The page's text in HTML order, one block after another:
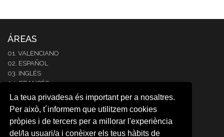
La teua privadesa és important per a nosaltres.
Per això, t´informem que utilitzem cookies
pròpies i de tercers per a millorar l'experiència
del/la usuari/a i conèixer els teus hàbits de
ÁREAS
01. VALENCIANO
02. ESPAÑOL
03. INGLÉS
04. FRANCÉS
05. ITALIANO
06. ALEMÁN
07. PORTUGUÉS
08. COREANO
09. ÁRABE